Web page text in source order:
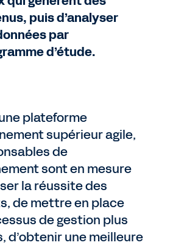
puis d’analyser
par
d’étude.
plateforme
supérieur agile,
de
sont en mesure
la réussite des
de mettre en place
de gestion plus
d’obtenir une meilleure